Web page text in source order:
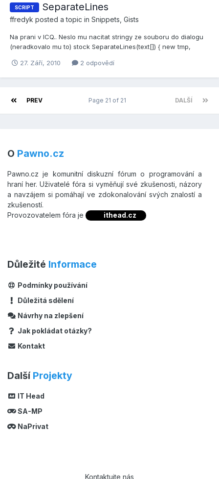
SCRIPT SeparateLines
ffredyk posted a topic in Snippets, Gists
Na prani v ICQ.. Neslo mu nacitat stringy ze souboru do dialogu
(neradkovalo mu to) stock SeparateLines(text[]) { new tmp,
-1) { tmp = strfind(temp, ";");...
27. Září, 2010 2 odpovědí
PREV DALŠÍ
Page 21 of 21
O Pawno.cz
Pawno.cz je komunitní diskuzní fórum o programování a
hraní her. Uživatelé fóra si vyměňují své zkušenosti, názory
a navzájem si pomáhají ve zdokonalování svých znalostí a
zkušeností.
Provozovatelem fóra je
ithead.cz
Důležité Informace
Podmínky používání
Důležitá sdělení
Návrhy na zlepšení
Jak pokládat otázky?
Kontakt
Další Projekty
IT Head
SA-MP
NaPrivat
Kontaktujte nás